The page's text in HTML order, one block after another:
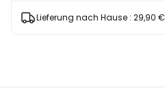
Lieferung nach Hause : 29,90 €